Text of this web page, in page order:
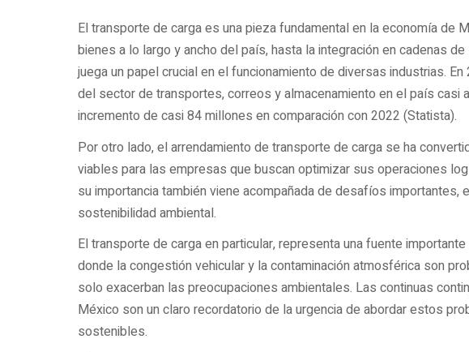
El transporte de carga es una pieza fundamental en la economía de
bienes a lo largo y ancho del país, hasta la integración en cadenas
juega un papel crucial en el funcionamiento de diversas industrias.
del sector de transportes, correos y almacenamiento en el país
incremento de casi 84 millones en comparación con 2022 (Statista).
Por otro lado, el arrendamiento de transporte de carga se ha
viables para las empresas que buscan optimizar sus operaciones
su importancia también viene acompañada de desafíos
sostenibilidad ambiental.
El transporte de carga en particular, representa una fuente
donde la congestión vehicular y la contaminación atmosférica son
solo exacerban las preocupaciones ambientales. Las continuas
México son un claro recordatorio de la urgencia de abordar estos
sostenibles.